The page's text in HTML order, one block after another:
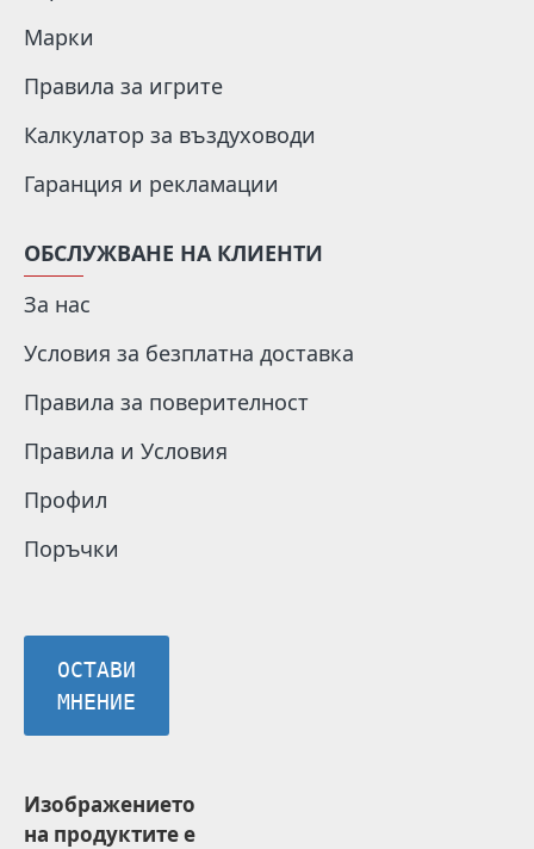
Марки
Правила за игрите
Калкулатор за въздуховоди
Гаранция и рекламации
ОБСЛУЖВАНЕ НА КЛИЕНТИ
За нас
Условия за безплатна доставка
Правила за поверителност
Правила и Условия
Профил
Поръчки
ОСТАВИ
МНЕНИЕ
Изображението
на продуктите е